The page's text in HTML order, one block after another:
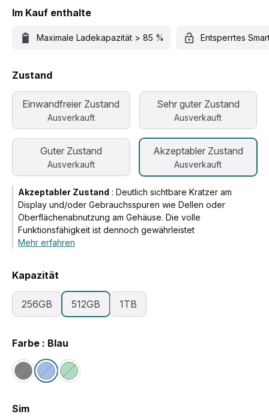
Im Kauf enthalte
Maximale Ladekapazität > 85 % Entsperrtes
Zustand
Einwandfreier Zustand
Ausverkauft
Sehr guter Zustand
Ausverkauft
Guter Zustand
Ausverkauft
Akzeptabler Zustand
Ausverkauft
Akzeptabler Zustand : Deutlich sichtbare Kratzer am
Display und/oder Gebrauchsspuren wie Dellen oder
Oberflächenabnutzung am Gehäuse. Die volle
Funktionsfähigkeit ist dennoch gewährleistet
Mehr erfahren
Kapazität
256GB 512GB 1TB
Farbe : Blau
Sim